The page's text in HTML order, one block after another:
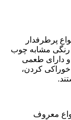
پرطرفدار
رنگی مشابه چوب
دارای طعمی
کردن،
معروف